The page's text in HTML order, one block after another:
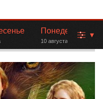
Понедельник
10 августа
▾